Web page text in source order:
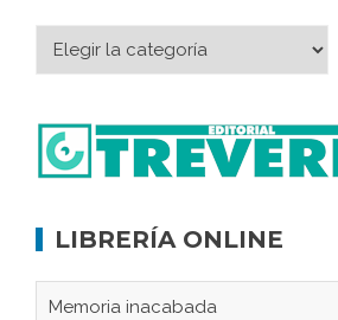
LIBRERÍA ONLINE
Memoria inacabada